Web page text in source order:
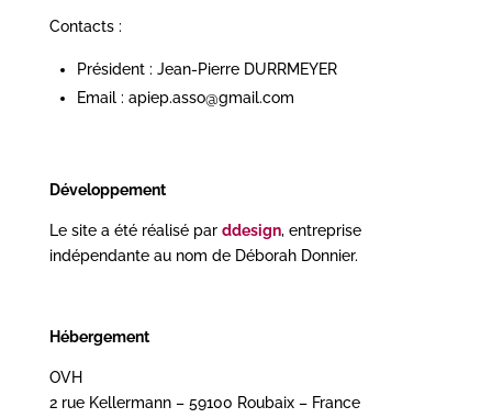
Contacts :
Président : Jean-Pierre DURRMEYER
Email : apiep.asso@gmail.com
Développement
Le site a été réalisé par ddesign, entreprise
indépendante au nom de Déborah Donnier.
Hébergement
OVH
2 rue Kellermann – 59100 Roubaix – France